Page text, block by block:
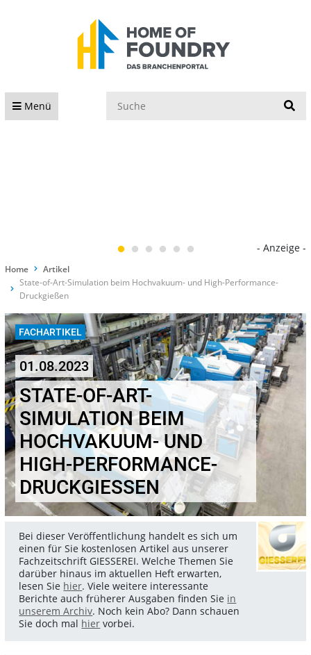
Menü
- Anzeige -
Home
Artikel
State-of-Art-Simulation beim Hochvakuum- und High-Performance-
Druckgießen
FACHARTIKEL
01.08.2023
STATE-OF-ART-
SIMULATION BEIM
HOCHVAKUUM- UND
HIGH-PERFORMANCE-
DRUCKGIESSEN
Bei dieser Veröffentlichung handelt es sich um
einen für Sie kostenlosen Artikel aus unserer
Fachzeitschrift GIESSEREI. Welche Themen Sie
darüber hinaus im aktuellen Heft erwarten,
lesen Sie hier. Viele weitere interessante
Berichte auch früherer Ausgaben finden Sie in
unserem Archiv. Noch kein Abo? Dann schauen
Sie doch mal hier vorbei.